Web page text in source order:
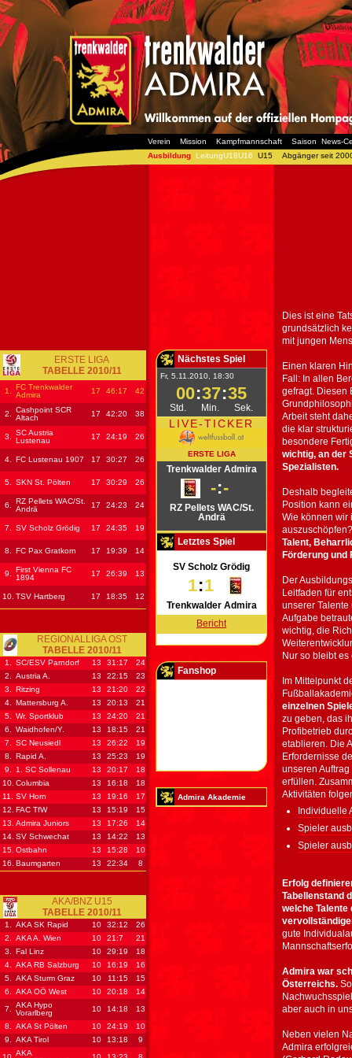
Verein Mission Kampfmannschaft Saison
News-
Ausbildung LeitungU18U16 U15 Abgänger seit
Dies ist eine
grundsätzlich
mit jungen
Einen klaren
Fall: In allen
gefragt. Diesen
Arbeit steht
die klar
besondere
wichtig, an der
Spezialisten.
Deshalb
Position kann
Wie können wir
Talent,
Förderung und
Der
Leitfaden für
unserer
Aufgabe
wichtig, die
Nur so bleibt es
Im Mittelpunkt
einzelnen
zu geben, das
Profibetrieb
etablieren. Die
Erfordernisse
unseren
erfüllen.
Aktivitäten
Individuelle
Spieler
Spieler
Erfolg
Tabellenstand
welche Talente
gute
Admira war
Österreichs.
aber auch in
Neben vielen
Admira
ERSTE LIGA
TABELLE 2010/11
1.
FC Trenkwalder
Admira
17 46:17 42
2.
Cashpoint SCR
Altach
17 42:20 38
3.
SC Austria
Lustenau
17 24:19 26
4. FC Lustenau 1907 17 30:27 26
5. SKN St. Pölten 17 30:29 26
6.
RZ Pellets WAC/St.
Andrä
17 24:23 24
7. SV Scholz Grödig 17 24:35 19
8. FC Pax Gratkorn 17 19:39 14
9.
First Vienna FC
1894
17 26:39 13
10. TSV Hartberg 17 18:35 12
REGIONALLIGA OST
TABELLE 2010/11
1. SC/ESV Parndorf 13 31:17
24
2.
Austria A. 13 22:15
23
3.
Ritzing 13 21:20
22
4.
Mattersburg A. 13 20:13
21
5.
Wr. Sportklub 13 24:20
21
6.
Waidhofen/Y. 13 18:15
21
7.
SC Neusiedl 13 26:22
19
8.
Rapid A. 13 25:23
19
9.
1. SC Sollenau 13 20:17
18
10. Columbia 13 16:18
18
11.
SV Horn 13 19:16
17
12. FAC TfW 13 15:19
15
13. Admira Juniors 13 17:26
14
14. SV Schwechat 13 14:22
13
15. Ostbahn 13 15:28
10
16. Baumgarten 13 22:34 8
AKA/BNZ U15
TABELLE 2010/11
1. AKA SK Rapid 10 32:12
26
2.
AKA A. Wien 10 21:7
21
3.
Fal Linz 10 29:19
18
4.
AKA RB Salzburg 10 16:19
16
5.
AKA Sturm Graz 10 11:15
15
6.
AKA OÖ West 10 20:18
14
7.
AKA Hypo
Vorarlberg
10 14:18
13
8.
AKA St Pölten 10 24:19
10
9.
AKA Tirol 10 13:18
9
AKA
Nächstes Spiel
Fr, 5.11.2010, 18:30
00:37:35
Std. Min. Sek.
LIVE-TICKER
ERSTE LIGA
Trenkwalder Admira
-:-
RZ Pellets WAC/St.
Andrä
Letztes Spiel
SV Scholz Grödig
1:1
Trenkwalder Admira
Bericht
Fanshop
Admira Akademie